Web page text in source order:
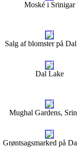
Moské i Srinigar
Salg af blomster på
Dal Lake
Mughal Gardens,
Grøntsagsmarked på